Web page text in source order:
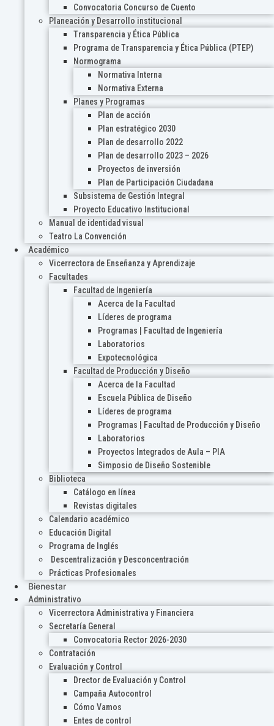
Convocatoria Concurso de Cuento
Planeación y Desarrollo institucional
Transparencia y Ética Pública
Programa de Transparencia y Ética Pública (PTEP)
Normograma
Normativa Interna
Normativa Externa
Planes y Programas
Plan de acción
Plan estratégico 2030
Plan de desarrollo 2022
Plan de desarrollo 2023 – 2026
Proyectos de inversión
Plan de Participación Ciudadana
Subsistema de Gestión Integral
Proyecto Educativo Institucional
Manual de identidad visual
Teatro La Convención
Académico
Vicerrectora de Enseñanza y Aprendizaje
Facultades
Facultad de Ingeniería
Acerca de la Facultad
Líderes de programa
Programas | Facultad de Ingeniería
Laboratorios
Expotecnológica
Facultad de Producción y Diseño
Acerca de la Facultad
Escuela Pública de Diseño
Líderes de programa
Programas | Facultad de Producción y Diseño
Laboratorios
Proyectos Integrados de Aula – PIA
Simposio de Diseño Sostenible
Biblioteca
Catálogo en línea
Revistas digitales
Calendario académico
Educación Digital
Programa de Inglés
Descentralización y Desconcentración
Prácticas Profesionales
Bienestar
Administrativo
Vicerrectora Administrativa y Financiera
Secretaría General
Convocatoria Rector 2026-2030
Contratación
Evaluación y Control
Drector de Evaluación y Control
Campaña Autocontrol
Cómo Vamos
Entes de control